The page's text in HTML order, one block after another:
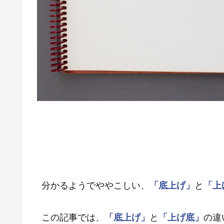
分かるようでややこしい、 「底上げ」 と 「
この記事では、 「底上げ」 と 「上げ底」 の違